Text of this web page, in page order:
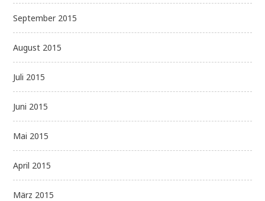
September 2015
August 2015
Juli 2015
Juni 2015
Mai 2015
April 2015
März 2015